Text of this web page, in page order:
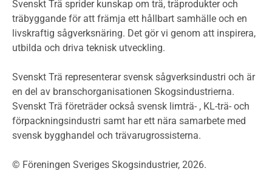
Termer och förkortningar
Planering
Klimatkalkylator hallar
Projektering av trähus - generellt
Byggsystem
Fasadsystem i skivmaterial
Bullerskärmar och andra utomhuskonstruktioner
Byggnation och utförande
Svenskt Trä sprider kunskap om trä, träprodukter och
träbyggande för att främja ett hållbart samhälle och en
livskraftig sågverksnäring. Det gör vi genom att inspirera,
utbilda och driva teknisk utveckling.
Svenskt Trä representerar svensk sågverksindustri och är
en del av branschorganisationen Skogsindustrierna.
Svenskt Trä företräder också svensk limträ- , KL-trä- och
förpackningsindustri samt har ett nära samarbete med
svensk bygghandel och trävarugrossisterna.
© Föreningen Sveriges Skogsindustrier, 2026.